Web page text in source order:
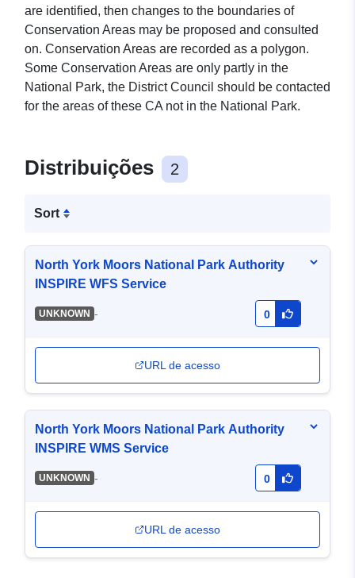
are identified, then changes to the boundaries of
Conservation Areas may be proposed and consulted
on. Conservation Areas are recorded as a polygon.
Some Conservation Areas are only partly in the
National Park, the District Council should be contacted
for the areas of these CA not in the National Park.
Distribuições 2
Sort
North York Moors National Park Authority
INSPIRE WFS Service
UNKNOWN - 0
URL de acesso
North York Moors National Park Authority
INSPIRE WMS Service
UNKNOWN - 0
URL de acesso